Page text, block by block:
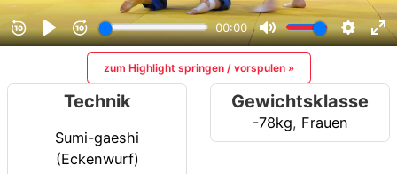
zum Highlight springen / vorspulen »
Technik
Sumi-gaeshi
(Eckenwurf)
Gewichtsklasse
-78kg, Frauen